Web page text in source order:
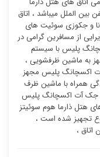
الملل میباشد ، اتاق
و جکوزی سوئیت ‌های
از مسافرین گرامی در
پلیس با سیستم
ماشین ظرفشویی ،
اکسچانگ پلیس مجهز
همراه با ماشین ظرف
جک آت اکسچانگ پلیس
هتل ذارما هوم سوئیتز
تجهیز شده است ،
اتاق ،